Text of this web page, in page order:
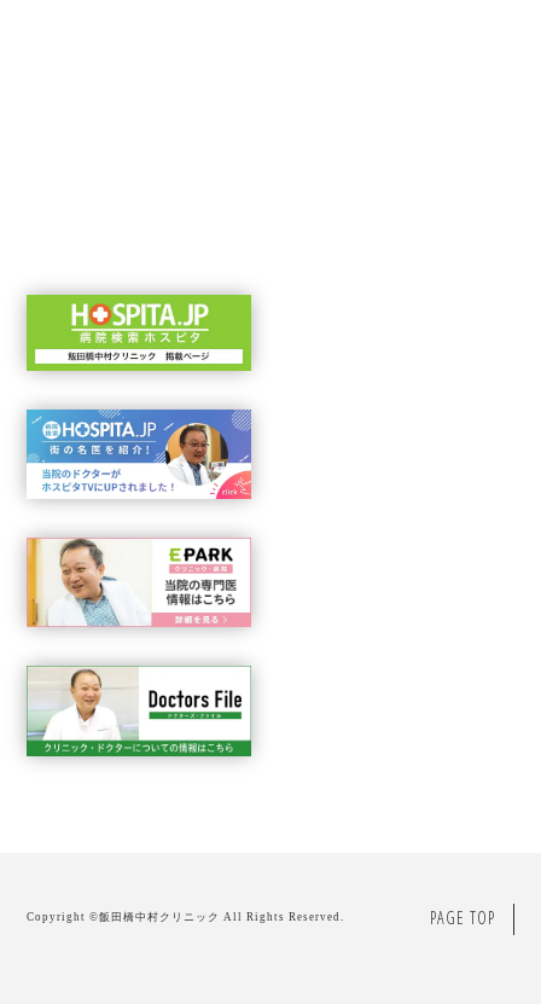
PAGE TOP
Copyright ©飯田橋中村クリニック All Rights Reserved.